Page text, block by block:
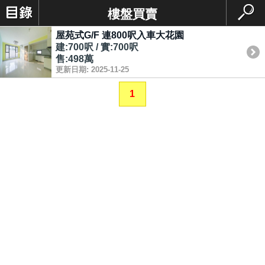
樓盤買賣
屋苑式G/F 連800呎入車大花園
建:700呎 / 實:700呎
售:498萬
更新日期: 2025-11-25
1